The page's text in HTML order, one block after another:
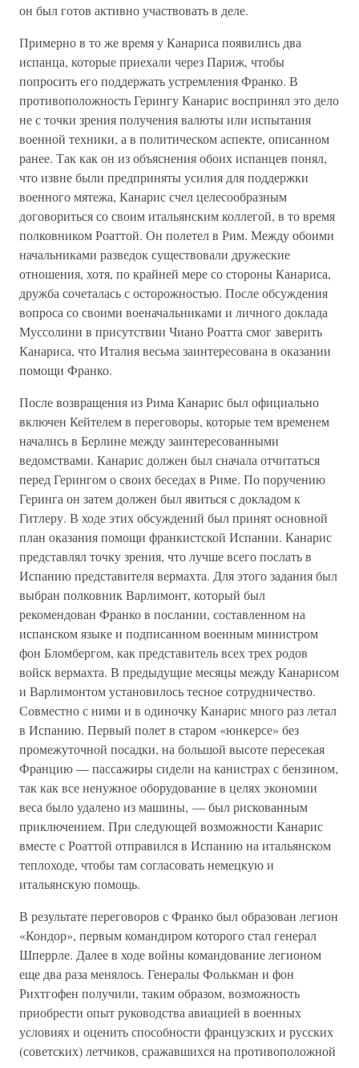
он был готов активно участвовать в деле.
Примерно в то же время у Канариса появились два
испанца, которые приехали через Париж, чтобы
попросить его поддержать устремления Франко. В
противоположность Герингу Канарис воспринял это дело
не с точки зрения получения валюты или испытания
военной техники, а в политическом аспекте, описанном
ранее. Так как он из объяснения обоих испанцев понял,
что извне были предприняты усилия для поддержки
военного мятежа, Канарис счел целесообразным
договориться со своим итальянским коллегой, в то время
полковником Роаттой. Он полетел в Рим. Между обоими
начальниками разведок существовали дружеские
отношения, хотя, по крайней мере со стороны Канариса,
дружба сочеталась с осторожностью. После обсуждения
вопроса со своими военачальниками и личного доклада
Муссолини в присутствии Чиано Роатта смог заверить
Канариса, что Италия весьма заинтересована в оказании
помощи Франко.
После возвращения из Рима Канарис был официально
включен Кейтелем в переговоры, которые тем временем
начались в Берлине между заинтересованными
ведомствами. Канарис должен был сначала отчитаться
перед Герингом о своих беседах в Риме. По поручению
Геринга он затем должен был явиться с докладом к
Гитлеру. В ходе этих обсуждений был принят основной
план оказания помощи франкистской Испании. Канарис
представлял точку зрения, что лучше всего послать в
Испанию представителя вермахта. Для этого задания был
выбран полковник Варлимонт, который был
рекомендован Франко в послании, составленном на
испанском языке и подписанном военным министром
фон Бломбергом, как представитель всех трех родов
войск вермахта. В предыдущие месяцы между Канарисом
и Варлимонтом установилось тесное сотрудничество.
Совместно с ними и в одиночку Канарис много раз летал
в Испанию. Первый полет в старом «юнкерсе» без
промежуточной посадки, на большой высоте пересекая
Францию — пассажиры сидели на канистрах с бензином,
так как все ненужное оборудование в целях экономии
веса было удалено из машины, — был рискованным
приключением. При следующей возможности Канарис
вместе с Роаттой отправился в Испанию на итальянском
теплоходе, чтобы там согласовать немецкую и
итальянскую помощь.
В результате переговоров с Франко был образован легион
«Кондор», первым командиром которого стал генерал
Шперрле. Далее в ходе войны командование легионом
еще два раза менялось. Генералы Фолькман и фон
Рихтгофен получили, таким образом, возможность
приобрести опыт руководства авиацией в военных
условиях и оценить способности французских и русских
(советских) летчиков, сражавшихся на противоположной